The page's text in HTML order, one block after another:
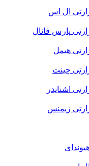
ال اس
پارس فانال
هیمل
چینت
اشنایدر
زیمنس